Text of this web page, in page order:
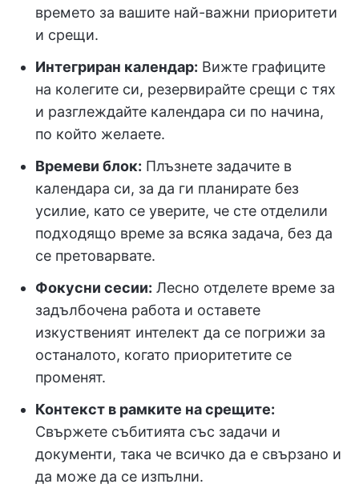
времето за вашите най-важни приоритети
и срещи.
Интегриран календар: Вижте графиците
на колегите си, резервирайте срещи с тях
и разглеждайте календара си по начина,
по който желаете.
Времеви блок: Плъзнете задачите в
календара си, за да ги планирате без
усилие, като се уверите, че сте отделили
подходящо време за всяка задача, без да
се претоварвате.
Фокусни сесии: Лесно отделете време за
задълбочена работа и оставете
изкуственият интелект да се погрижи за
останалото, когато приоритетите се
променят.
Контекст в рамките на срещите:
Свържете събитията със задачи и
документи, така че всичко да е свързано и
да може да се изпълни.